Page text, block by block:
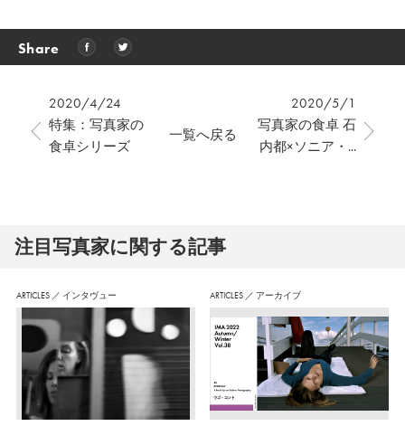
Share
2020/4/24
特集：写真家の
食卓シリーズ
2020/5/1
写真家の食卓 石
内都×ソニア・...
一覧へ戻る
注⽬写真家に関する記事
ARTICLES ／ インタヴュー ARTICLES ／ アーカイブ